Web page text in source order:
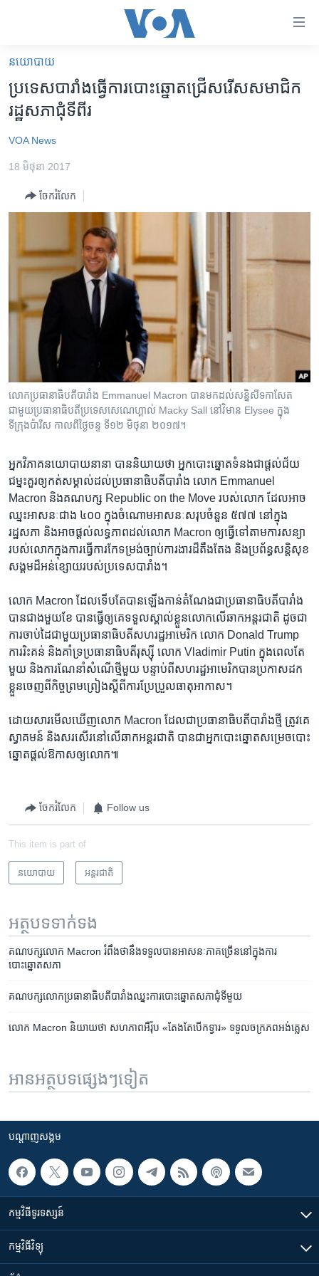
គេហទំព័រ​
ទាក់ទង
រំលង​
និង​
ទំព័រ​
ទំព័រ​
ទៅ​
កាន់​
អន្តរជាតិ
ហេឡូវីអូអេ
កម្ពុជាច្នៃប្រតិដ្ឋ
ព្រឹត្តិការណ៍ព័ត៌មាន
ទូរទស្សន៍ / វីដេអូ​
វិទ្យុ / ផតខាសថ៍
កម្មវិធីទាំងអស់
Khmer English
បណ្តាញ​សង្គម
នយោបាយ
ប្រទេស​បារាំង​ធ្វើ​ការ​បោះ​ឆ្នោត​ជ្រើសរើស​សមាជិក​
រដ្ឋសភា​ជុំ​ទី​ពីរ
VOA News
18 មិថុនា 2017
ចែករំលែក
លោក​ប្រធានាធិបតី​បារាំង Emmanuel Macron បាន​មកដល់​សន្និសីទកាសែត​
ជាមួយ​ប្រធានាធិបតី​ប្រទេស​សេណេហ្គាល់ Macky Sall នៅ​វិមាន​ Elysee ក្នុង​
ទីក្រុង​ប៉ារីស​ កាល​ពី​ថ្ងៃចន្ទ ទី១២ មិថុនា ២០១៧។
អ្នក​វិភាគ​នយោបាយ​នានា បាន​និយាយ​ថា អ្នក​បោះ​ឆ្នោត​ទំនងជា​ផ្ដល់​ជ័យ
ជម្នះ​គួរ​ឲ្យ​កត់​សម្គាល់​ដល់​ប្រធានាធិបតី​បារាំង លោក Emmanuel
Macron និង​គណបក្ស Republic on the Move របស់​លោក ដែល​អាច​
ឈ្នះ​អាសនៈ​ជាង ៤០០ ក្នុង​ចំណោម​អាសនៈ​សរុប​ចំនួន ៥៧៧ នៅ​ក្នុង​
រដ្ឋសភា និង​អាច​ផ្ដល់​លទ្ធភាព​ដល់​លោក Macron ឲ្យ​ធ្វើ​ទៅ​តាម​ការ​សន្យា​
របស់​លោក​ក្នុង​ការ​ធ្វើ​ការ​កែ​ទម្រង់​ច្បាប់​ការងារ​ដ៏​តឹងតែង និង​ប្រព័ន្ធ​សន្តិសុខ​
សង្គម​ដ៏​អន់ខ្សោយ​របស់​ប្រទេស​បារាំង។
លោក Macron ដែល​ទើប​តែ​បាន​ឡើង​កាន់​តំណែង​ជា​ប្រធានាធិបតី​បារាំង​
បាន​ជាង​មួយ​ខែ បាន​ធ្វើ​ឲ្យ​គេ​ទទួល​ស្គាល់​ខ្លួន​លោក​លើ​ឆាក​អន្តរជាតិ ដូចជា​
ការ​ចាប់​ដៃ​ជាមួយ​ប្រធានាធិបតី​សហរដ្ឋ​អាមេរិក លោក Donald Trump
ការ​រិះគន់ និង​គាំទ្រ​ប្រធានាធិបតី​រុស្ស៊ី លោក Vladimir Putin ក្នុង​ពេល​តែ​
មួយ និង​ការ​ណែនាំ​សំណើ​ថ្មី​មួយ បន្ទាប់ពី​សហរដ្ឋ​អាមេរិក​បាន​ប្រកាស​ដក​
ខ្លួន​ចេញ​ពី​កិច្ច​ព្រមព្រៀង​ស្ដី​ពី​ការ​ប្រែប្រួល​ធាតុ​អាកាស។
ដោយសារ​មើល​ឃើញ​លោក Macron ដែល​ជា​ប្រធានាធិបតី​បារាំង​ថ្មី ត្រូវ​គេ​
ស្វាគមន៍ និង​សរសើរ​នៅ​លើ​ឆាក​អន្តរជាតិ បាន​ជា​អ្នក​បោះ​ឆ្នោត​សម្រេច​បោះ​
ឆ្នោត​ផ្ដល់​ឱកាស​ឲ្យ​លោក៕
ចែករំលែក Follow us
This item is part of
នយោបាយ អន្តរជាតិ
អត្ថបទ​ទាក់ទង
គណបក្ស​លោក ​Macron ​​រំពឹង​ថានឹង​ទទួល​បាន​អាសនៈ​ភាគ​ច្រើន​នៅ​ក្នុង​ការ
បោះឆ្នោត​សភា
គណបក្ស​លោក​ប្រធានាធិបតី​បារាំង​ឈ្នះ​ការ​បោះ​ឆ្នោត​សភា​ជុំ​ទី​មួយ
លោក Macron និយាយ​ថា សហភាព​អឺរ៉ុប «តែងតែ​បើក​ទ្វារ» ទទួល​ចក្រភព​អង់គ្លេស
អានអត្ថបទផ្សេងៗទៀត
បណ្តាញ​សង្គម
កម្មវិធី​ទូរទស្សន៍
កម្មវិធី​វិទ្យុ